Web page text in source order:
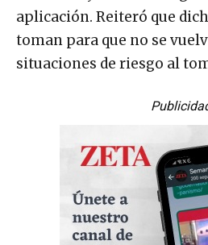
aplicación. Reiteró que
toman para que no se
situaciones de riesgo al